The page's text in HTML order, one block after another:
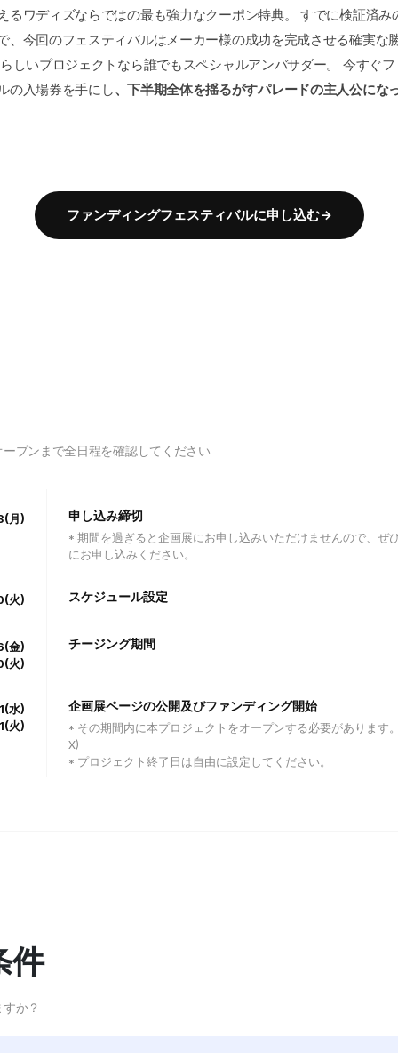
るワディズならではの最も強力なクーポン特典。 すでに検証済み
、今回のフェスティバルはメーカー様の成功を完成させる確実な
しいプロジェクトなら誰でもスペシャルアンバサダー。 今すぐ
の入場券を手にし、下半期全体を揺るがすパレードの主人公にな
ファンディングフェスティバルに申し込む→
プンまで全日程を確認してください
月) 申し込み締切
* 期間を過ぎると企画展にお申し込みいただけませんので、ぜ
にお申し込みください。
火) スケジュール設定
金)
火)
チージング期間
水)
火)
企画展ページの公開及びファンディング開始
* その期間内に本プロジェクトをオープンする必要があります
X)
* プロジェクト終了日は自由に設定してください。
件
か？